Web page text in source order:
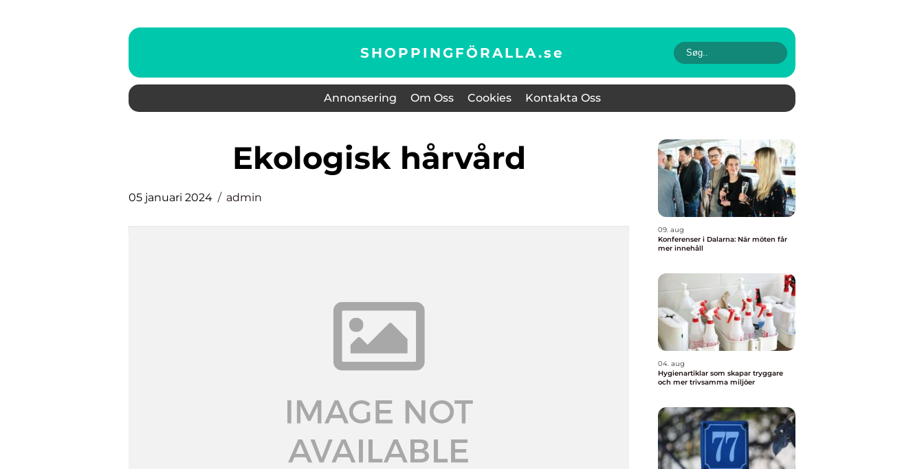
SHOPPINGFÖRALLA.se
Annonsering Om Oss Cookies Kontakta Oss
ekologisk hårvård
05 januari 2024 admin
09. aug
Konferenser i Dalarna: När möten får
mer innehåll
04. aug
Hygienartiklar som skapar tryggare
och mer trivsamma miljöer